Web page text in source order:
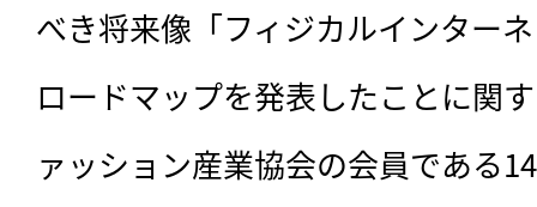
べき将来像「フィジカルインター
ロードマップを発表したことに関
ァッション産業協会の会員である